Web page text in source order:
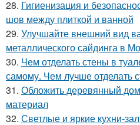
28. Гигиенизация и
шов между плиткой и ванной
29. Улучшайте внешний вид
металлического сайдинга в
30. Чем отделать стены в
самому. Чем лучше отделать
31. Обложить деревянный
материал
32. Светлые и яркие кухни-